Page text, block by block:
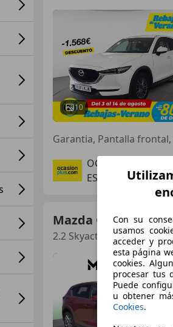
10
OCASIONPLUS
ES-39600 Maliaño
Mazda CX-5
2.2 Skyactiv-D Zenith
Con su
usamos
acceder y
esta página
cookies.
procesar tus
Puede
u obtener
Cookies.